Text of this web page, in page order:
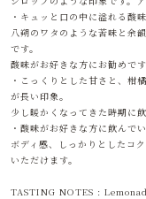
・キュッと口の中に溢れる酸
八朔のワタのような苦味と余
です。
酸味がお好きな方にお勧めです
・こっくりとした甘さと、柑
が長い印象。
少し暖かくなってきた時期に
・酸味がお好きな方に飲んで
ボディ感、しっかりとしたコ
いただけます。
TASTING NOTES :